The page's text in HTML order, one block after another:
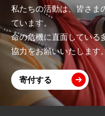
私たちの活動は、皆さま
ています。
命の危機に直面している
協力をお願いいたします
寄付する